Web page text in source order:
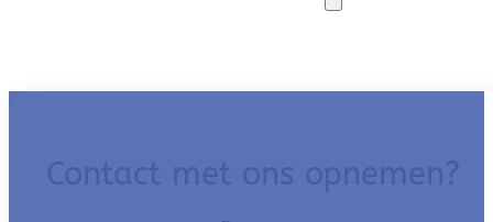
Contact met ons opnemen?